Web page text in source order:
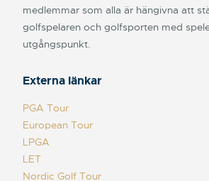
medlemmar som alla är hängivna att
golfspelaren och golfsporten med
utgångspunkt.
Externa länkar
PGA Tour
European Tour
LPGA
LET
Nordic Golf Tour